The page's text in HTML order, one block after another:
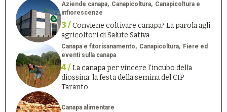
Aziende canapa Canapicoltura
Canapicoltura e
infiorescenze
3 /Conviene coltivare canapa? La parola agli
agricoltori di Salute Sativa
Canapa e fitorisanamento Canapicoltura
Fiere ed
eventi sulla canapa
4 /La canapa per vincere l’incubo della
diossina: la festa della semina del CIP
Taranto
Canapa alimentare